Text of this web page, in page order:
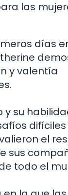
las
días
y valentía
y su
difíciles
el
sus
todo el